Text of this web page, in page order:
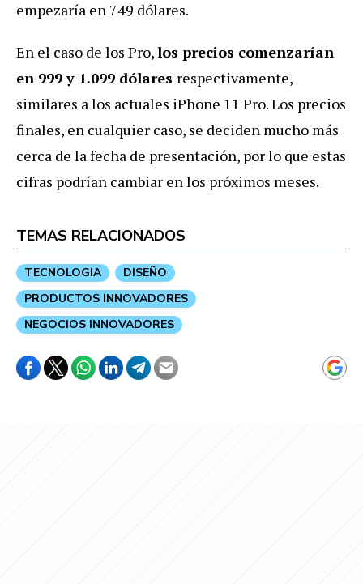
empezaría en 749 dólares.
En el caso de los Pro,los precios comenzarían
en 999 y 1.099 dólares respectivamente,
similares a los actuales iPhone 11 Pro. Los precios
finales, en cualquier caso, se deciden mucho más
cerca de la fecha de presentación, por lo que estas
cifras podrían cambiar en los próximos meses.
TEMAS RELACIONADOS
TECNOLOGIA
DISEÑO
PRODUCTOS INNOVADORES
NEGOCIOS INNOVADORES